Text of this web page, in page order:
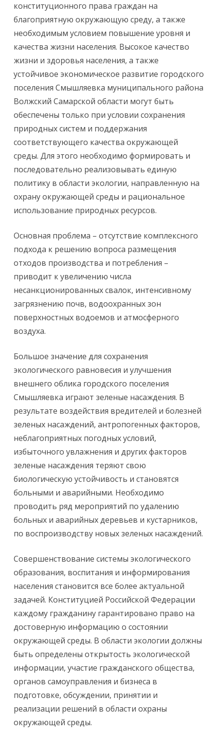
конституционного права граждан на
благоприятную окружающую среду, а также
необходимым условием повышение уровня и
качества жизни населения. Высокое качество
жизни и здоровья населения, а также
устойчивое экономическое развитие городского
поселения Смышляевка муниципального района
Волжский Самарской области могут быть
обеспечены только при условии сохранения
природных систем и поддержания
соответствующего качества окружающей
среды. Для этого необходимо формировать и
последовательно реализовывать единую
политику в области экологии, направленную на
охрану окружающей среды и рациональное
использование природных ресурсов.
Основная проблема – отсутствие комплексного
подхода к решению вопроса размещения
отходов производства и потребления –
приводит к увеличению числа
несанкционированных свалок, интенсивному
загрязнению почв, водоохранных зон
поверхностных водоемов и атмосферного
воздуха.
Большое значение для сохранения
экологического равновесия и улучшения
внешнего облика городского поселения
Смышляевка играют зеленые насаждения. В
результате воздействия вредителей и болезней
зеленых насаждений, антропогенных факторов,
неблагоприятных погодных условий,
избыточного увлажнения и других факторов
зеленые насаждения теряют свою
биологическую устойчивость и становятся
больными и аварийными. Необходимо
проводить ряд мероприятий по удалению
больных и аварийных деревьев и кустарников,
по воспроизводству новых зеленых насаждений.
Совершенствование системы экологического
образования, воспитания и информирования
населения становится все более актуальной
задачей. Конституцией Российской Федерации
каждому гражданину гарантировано право на
достоверную информацию о состоянии
окружающей среды. В области экологии должны
быть определены открытость экологической
информации, участие гражданского общества,
органов самоуправления и бизнеса в
подготовке, обсуждении, принятии и
реализации решений в области охраны
окружающей среды.